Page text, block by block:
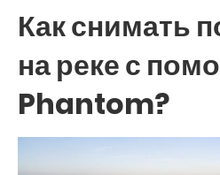
Как снимать
на реке с
Phantom?